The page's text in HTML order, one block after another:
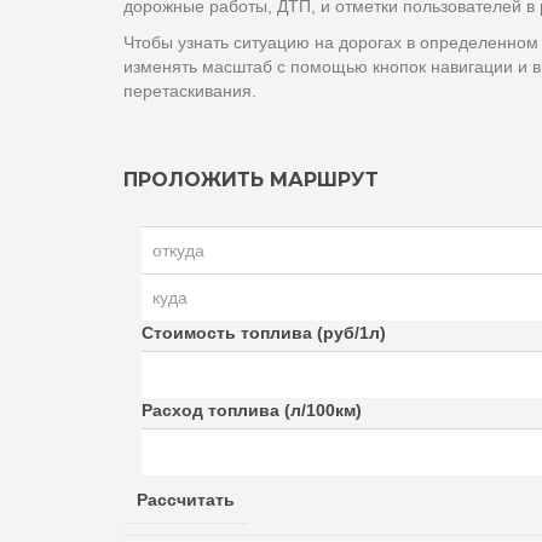
дорожные работы, ДТП, и отметки пользователей
Чтобы узнать ситуацию на дорогах в
изменять масштаб с помощью кнопок навигации и
перетаскивания.
ПРОЛОЖИТЬ МАРШРУТ
Стоимость топлива (руб/1л)
Расход топлива (л/100км)
Рассчитать